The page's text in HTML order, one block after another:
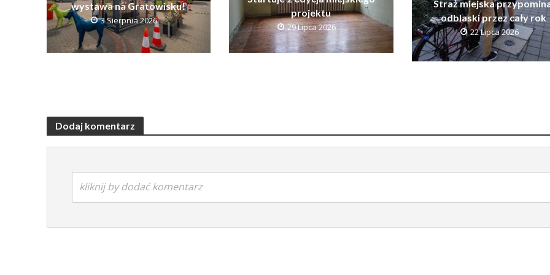
wystawa na Gratowisku!
3 Sierpnia 2026
projektu
29 Lipca 2026
Straż miejska
odblaski przez cały rok
22 Lipca 2026
Dodaj komentarz
kliknij by dodać komentarz